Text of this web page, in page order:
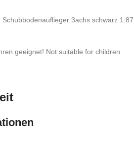
3achs schwarz 1:87
geeignet! Not suitable for children